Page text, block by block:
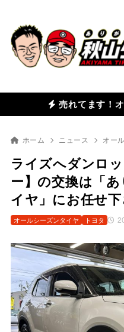
売れてます！
ホーム ニュース オー
ライズへダンロ
ー】の交換は「
イヤ」にお任せ下
オールシーズンタイヤ トヨタ